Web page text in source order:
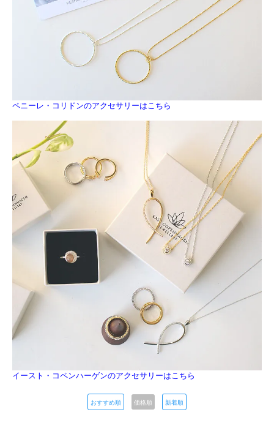
ペニーレ・コリドンのアクセサリーはこちら
イースト・コペンハーゲンのアクセサリーはこちら
おすすめ順 価格順 新着順